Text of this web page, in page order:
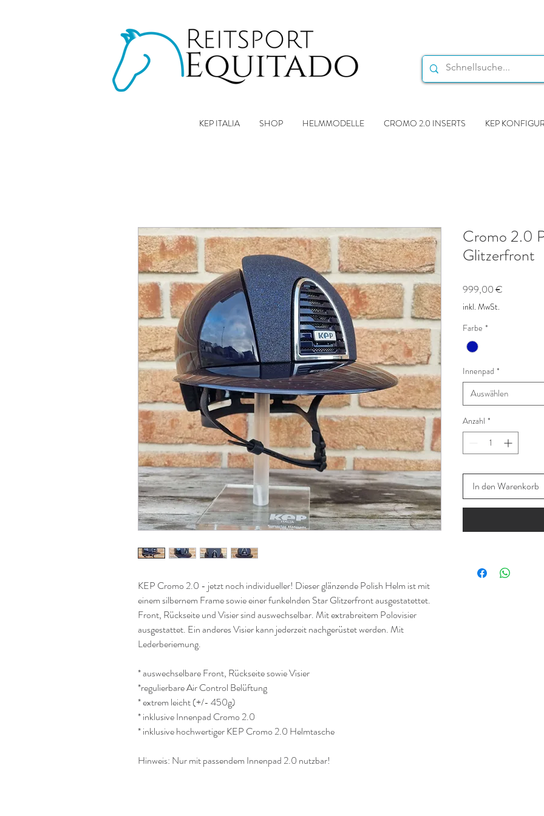
KEP ITALIA SHOP HELMMODELLE CROMO 2.0 INSERTS KEP
KEP Cromo 2.0 - jetzt noch individueller! Dieser glänzende Polish Helm ist mit
einem silbernem Frame sowie einer funkelnden Star Glitzerfront ausgestatettet.
Front, Rückseite und Visier sind auswechselbar. Mit extrabreitem Polovisier
ausgestattet. Ein anderes Visier kann jederzeit nachgerüstet werden. Mit
Lederberiemung.
* auswechselbare Front, Rückseite sowie Visier
*regulierbare Air Control Belüftung
* extrem leicht (+/- 450g)
* inklusive Innenpad Cromo 2.0
* inklusive hochwertiger KEP Cromo 2.0 Helmtasche
Hinweis: Nur mit passendem Innenpad 2.0 nutzbar!
Cromo 2.0
Glitzerfront
999,00 €
inkl. MwSt.
Farbe *
Innenpad *
Auswählen
Anzahl *
In den Warenkorb